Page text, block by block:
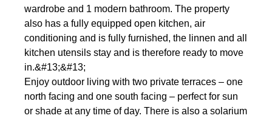
wardrobe and 1 modern bathroom. The property
also has a fully equipped open kitchen, air
conditioning and is fully furnished, the linnen and all
kitchen utensils stay and is therefore ready to move
in.&#13;&#13;
Enjoy outdoor living with two private terraces – one
north facing and one south facing – perfect for sun
or shade at any time of day. There is also a solarium